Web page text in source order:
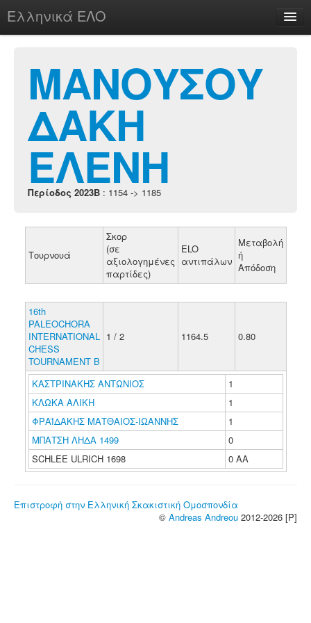
Ελληνικά ΕΛΟ
chesstu.be @ discord
Login
ΜΑΝΟΥΣΟΥ
ΔΑΚΗ
ΕΛΕΝΗ
Περίοδος 2023B : 1154 -> 1185
Τουρνουά
Σκορ
(σε
αξιολογημένες
παρτίδες)
ELO
αντιπάλων
Μεταβολή
ή
Απόδοση
16th
PALEOCHORA
INTERNATIONAL
CHESS
TOURNAMENT B
1 / 2 1164.5 0.80
ΚΑΣΤΡΙΝΑΚΗΣ ΑΝΤΩΝΙΟΣ
1
ΚΛΩΚΑ ΑΛΙΚΗ
1
ΦΡΑΪΔΑΚΗΣ ΜΑΤΘΑΙΟΣ-ΙΩΑΝΝΗΣ
1
ΜΠΑΤΣΗ ΛΗΔΑ 1499
0
SCHLEE ULRICH 1698
0 ΑΑ
Επιστροφή στην Ελληνική Σκακιστική Ομοσπονδία
© Andreas Andreou 2012-2026 [P]